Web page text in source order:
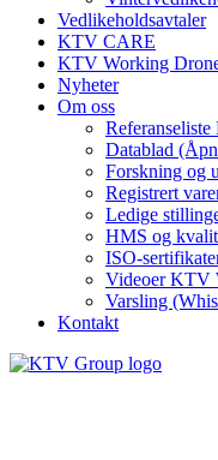
Vedlikeholdsavtaler
KTV CARE
KTV Working
Nyheter
Om oss
Datablad
Forskning og
Registrert
Ledige
HMS og
ISO-
Videoer KTV
Varsling
Kontakt